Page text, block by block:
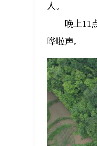
人。
晚上11
哗啦声。